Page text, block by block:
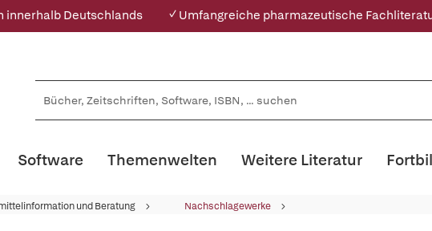
innerhalb Deutschlands ✓ Umfangreiche pharmazeutische
Software Themenwelten Weitere Literatur
und Beratung Nachschlagewerke